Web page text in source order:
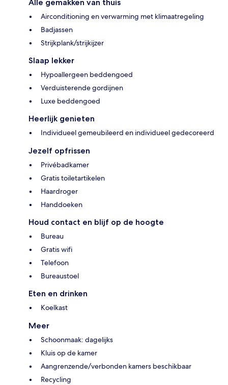
Alle gemakken van thuis
Airconditioning en verwarming met klimaatregeling
Badjassen
Strijkplank/strijkijzer
Slaap lekker
Hypoallergeen beddengoed
Verduisterende gordijnen
Luxe beddengoed
Heerlijk genieten
Individueel gemeubileerd en individueel gedecoreerd
Jezelf opfrissen
Privébadkamer
Gratis toiletartikelen
Haardroger
Handdoeken
Houd contact en blijf op de hoogte
Bureau
Gratis wifi
Telefoon
Bureaustoel
Eten en drinken
Koelkast
Meer
Schoonmaak: dagelijks
Kluis op de kamer
Aangrenzende/verbonden kamers beschikbaar
Recycling